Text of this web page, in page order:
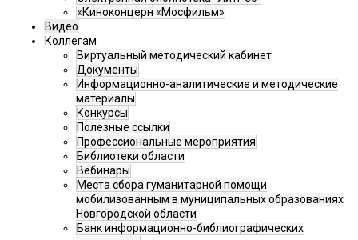
«Киноконцерн «Мосфильм»
Видео
Коллегам
Виртуальный методический кабинет
Документы
Информационно-аналитические и методические
материалы
Конкурсы
Полезные ссылки
Профессиональные мероприятия
Библиотеки области
Вебинары
Места сбора гуманитарной помощи
мобилизованным в муниципальных образованиях
Новгородской области
Банк информационно-библиографических